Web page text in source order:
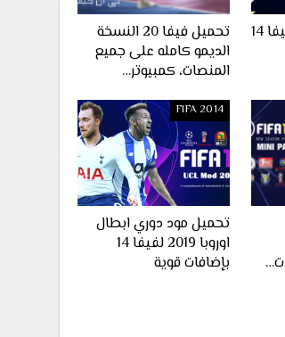
احدث باتش 2020 لفيفا 14
تحميل فيفا 20 النسخة
الديمو كامله على جميع
المنصات، كمبيوتر…
FIFA 2014
تحميل مود دوري ابطال
اوروبا 2019 لفيفا 14
بإضافات قوية